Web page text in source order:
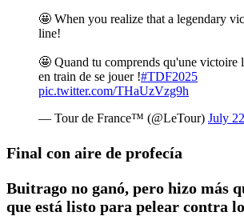
🤩 When you realize that a legendary
line!
🤩 Quand tu comprends qu'une victoire
en train de se jouer !#TDF2025
pic.twitter.com/THaUzVzg9h
— Tour de France™ (@LeTour) July
Final con aire de profecía
Buitrago no ganó, pero hizo más
que está listo para pelear contra